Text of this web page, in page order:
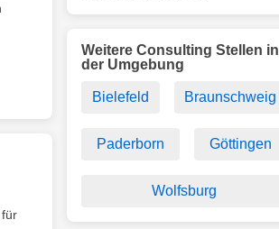
Weitere Consulting Stellen in
der Umgebung
Bielefeld Braunschweig
Paderborn Göttingen
Wolfsburg